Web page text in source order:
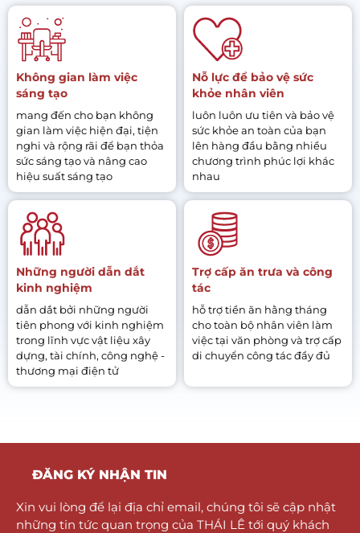
Không gian làm việc
sáng tạo
mang đến cho bạn không
gian làm việc hiện đại, tiện
nghi và rộng rãi để bạn thỏa
sức sáng tạo và nâng cao
hiệu suất sáng tạo
Nỗ lực để bảo vệ sức
khỏe nhân viên
luôn luôn ưu tiên và bảo vệ
sức khỏe an toàn của bạn
lên hàng đầu bằng nhiều
chương trình phúc lợi khác
nhau
Những người dẫn dắt
kinh nghiệm
dẫn dắt bởi những người
tiên phong với kinh nghiệm
trong lĩnh vực vật liệu xây
dựng, tài chính, công nghệ -
thương mại điện tử
Trợ cấp ăn trưa và công
tác
hỗ trợ tiền ăn hằng tháng
cho toàn bộ nhân viên làm
việc tại văn phòng và trợ cấp
di chuyển công tác đầy đủ
ĐĂNG KÝ NHẬN TIN
Xin vui lòng để lại địa chỉ email, chúng tôi sẽ cập nhật
những tin tức quan trọng của THÁI LÊ tới quý khách